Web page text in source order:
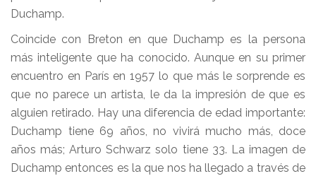
Duchamp.
Coincide con Breton en que Duchamp es la persona
más inteligente que ha conocido. Aunque en su primer
encuentro en París en 1957 lo que más le sorprende es
que no parece un artista, le da la impresión de que es
alguien retirado. Hay una diferencia de edad importante:
Duchamp tiene 69 años, no vivirá mucho más, doce
años más; Arturo Schwarz solo tiene 33. La imagen de
Duchamp entonces es la que nos ha llegado a través de